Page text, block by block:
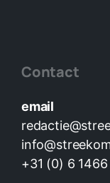
Contact
email
+31 (0) 6